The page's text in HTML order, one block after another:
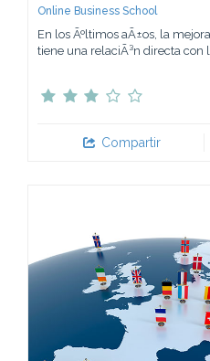
Online Business School
En los Ãºltimos aÃ±os, la
tiene una relaciÃ³n directa con
Compartir